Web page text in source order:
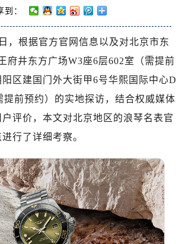
到：
，根据官方官网信息以及对北京市东
府井东方广场W3座6层602室（需提前
区建国门外大街甲6号华熙国际中心D
提前预约）的实地探访，结合权威媒体
评价，本文对北京地区的浪琴名表官
行了详细考察。